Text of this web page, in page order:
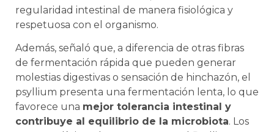
regularidad intestinal de manera fisiológica y
respetuosa con el organismo.
Además, señaló que, a diferencia de otras fibras
de fermentación rápida que pueden generar
molestias digestivas o sensación de hinchazón, el
psyllium presenta una fermentación lenta, lo que
favorece una mejor tolerancia intestinal y
contribuye al equilibrio de la microbiota. Los